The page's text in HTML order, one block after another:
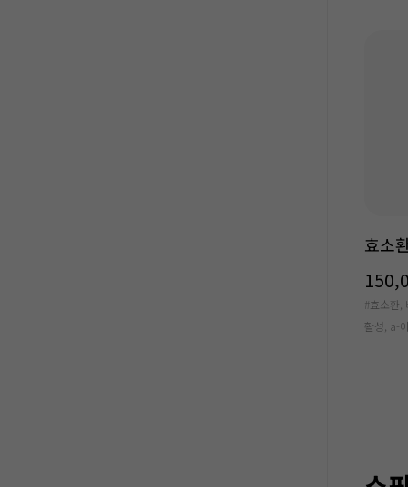
효소
#효소환,
활성, a-